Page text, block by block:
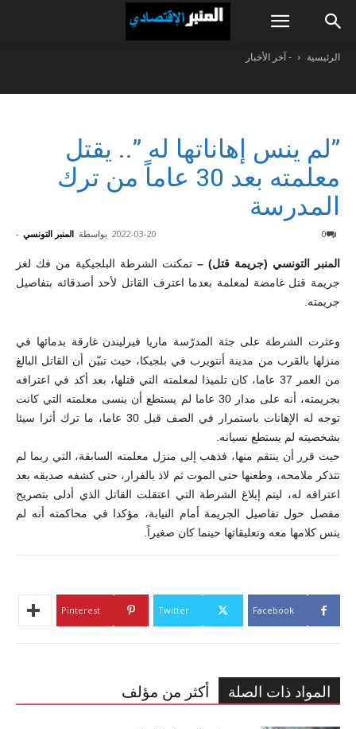
الرئيسية - آخر الأخبار
”لم ينس إهاناتها له ”.. يقتل
معلمته بعد 30 عاماً من ترك
المدرسة
بواسطة المنبر التونسي - 2022-03-20 0
المنبر التونسي (جريمة قتل) – تمكنت الشرطة البلجيكية من فك لغز
جريمة قتل غامضة لمعلمة بعدما اعترف القاتل لأحد أصدقائه بتفاصيل
جريمته.
وعثرت الشرطة على جثة المدرّسة ماريا فيرليندن غارقة بدمائها في
منزلها بالقرب من مدينة أنتويرب في بلجيكا، حيث تبيّن أن القاتل البالغ
من العمر 37 عاما، كان تلميذا لمعلمته التي قتلها، بعد أكد في اعترافه
بجريمته، أنه على مدار 30 عاما لم يستطع أن ينسى معلمته
التي كانت
توجه له الإهانات باستمرار في الصف قبل 30 عاما، ما ترك أثرا سيئا
بشخصيته لم يستطع نسيانه.
حيث قرر أن ينتقم منها، فذهب إلى منزل معلمته السابقة، التي ربما لم
تتذكر ملامحه، وطعنها حتى الموت ثم لاذ بالفرار، حتى كشفه صديقه بعد
اعترافه له، ليتم إبلاغ الشرطة التي اعتقلت القاتل الذي أدلى بتصريح
مفصل حول تفاصيل الجريمة أمام النيابة، مؤكدا في محاكمته أنه لم
ينس كلامها معه وتعليقاتها حينما كان صغيراً.
Facebook
Twitter
Pinterest
المواد ذات الصلة أكثر من مؤلف